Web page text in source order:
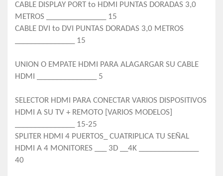
CABLE DISPLAY PORT to HDMI PUNTAS DORADAS 3,0
METROS _______________ 15
CABLE DVI to DVI PUNTAS DORADAS 3,0 METROS
_______________ 15
UNION O EMPATE HDMI PARA ALAGARGAR SU CABLE
HDMI _______________ 5
SELECTOR HDMI PARA CONECTAR VARIOS DISPOSITIVOS
HDMI A SU TV + REMOTO [VARIOS MODELOS]
_______________ 15-25
SPLITER HDMI 4 PUERTOS_ CUATRIPLICA TU SEÑAL
HDMI A 4 MONITORES ___ 3D __4K _______________
40